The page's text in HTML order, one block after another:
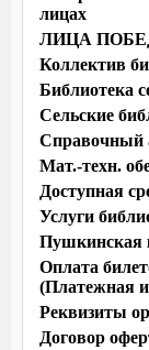
лицах
ЛИЦА
Коллектив
Библиотека
Сельские
Справочный
Мат.-техн.
Доступная
Услуги
Пушкинская
Оплата
(Платежная
Реквизиты
Договор